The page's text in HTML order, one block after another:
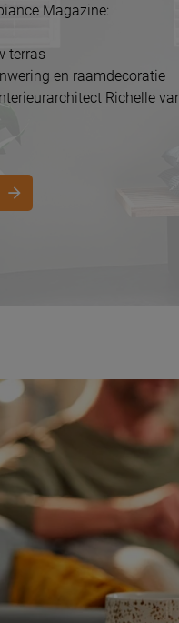
Magazine:
terras
en raamdecoratie
Richelle